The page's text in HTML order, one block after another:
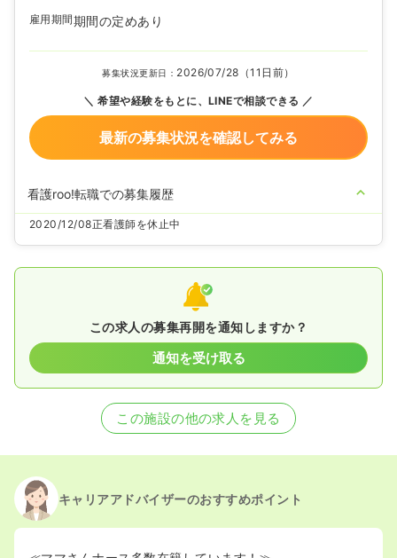
雇用期間期間の定めあり
募集状況更新日： 2026/07/28（11日前）
希望や経験をもとに、LINEで相談できる
最新の募集状況を確認してみる
看護roo!転職での募集履歴
2020/12/08正看護師を休止中
この求人の募集再開を通知しますか？
通知を受け取る
この施設の他の求人を見る
キャリアアドバイザーのおすすめポイント